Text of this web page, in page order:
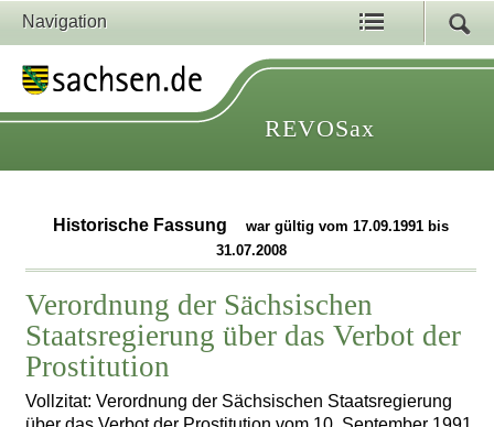
Navigation
REVOSax
Historische Fassung
war gültig vom 17.09.1991 bis
31.07.2008
Verordnung der Sächsischen
Staatsregierung über das Verbot der
Prostitution
Vollzitat: Verordnung der Sächsischen Staatsregierung